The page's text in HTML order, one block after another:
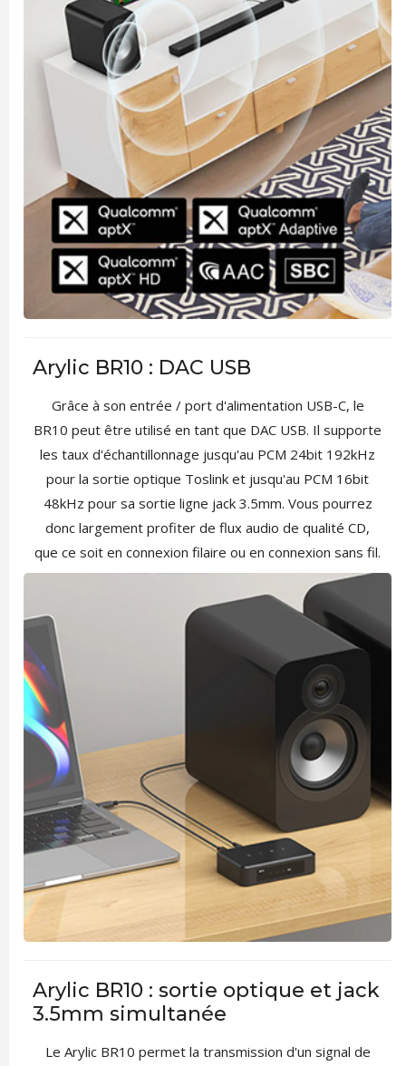
Arylic BR10 : DAC USB
Grâce à son entrée / port d'alimentation USB-C, le
BR10 peut être utilisé en tant que DAC USB. Il supporte
les taux d'échantillonnage jusqu'au PCM 24bit 192kHz
pour la sortie optique Toslink et jusqu'au PCM 16bit
48kHz pour sa sortie ligne jack 3.5mm. Vous pourrez
donc largement profiter de flux audio de qualité CD,
que ce soit en connexion filaire ou en connexion sans fil.
Arylic BR10 : sortie optique et jack
3.5mm simultanée
Le Arylic BR10 permet la transmission d'un signal de